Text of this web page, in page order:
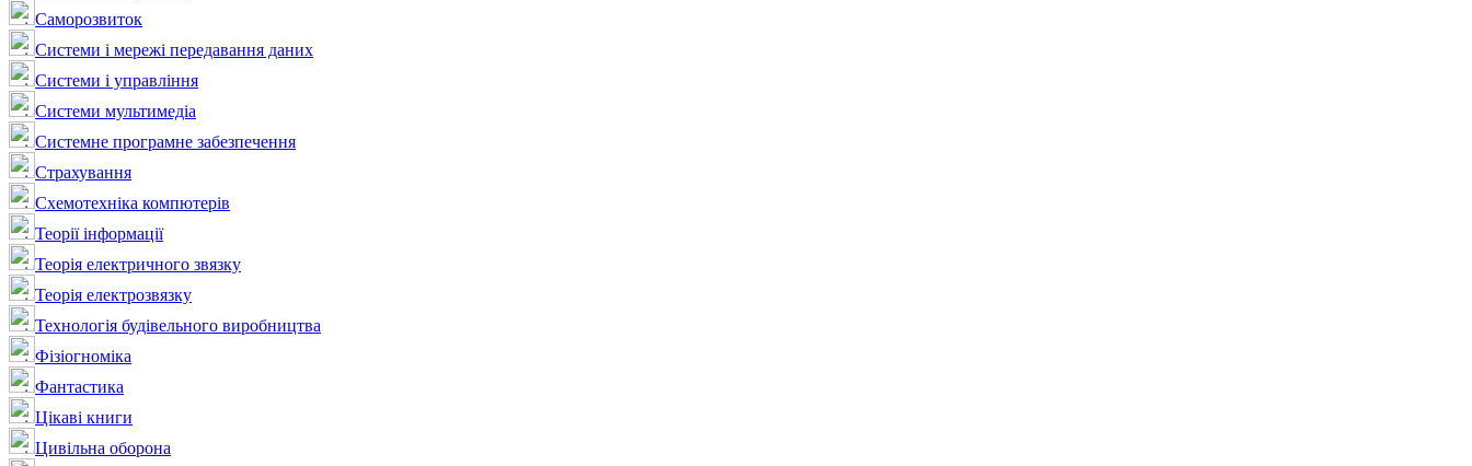
Саморозвиток
Системи і мережі передавання даних
Системи і управління
Системи мультимедіа
Системне програмне забезпечення
Страхування
Схемотехніка компютерів
Теорії інформації
Теорія електричного звязку
Теорія електрозвязку
Технологія будівельного виробництва
Фізіогноміка
Фантастика
Цікаві книги
Цивільна оборона